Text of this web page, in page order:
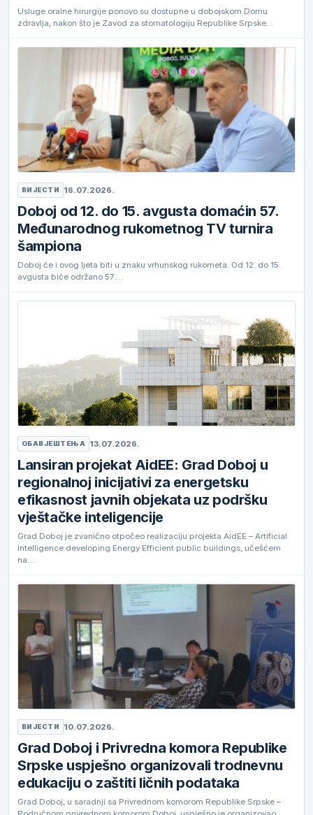
Usluge oralne hirurgije ponovo su dostupne u dobojskom Domu
zdravlja, nakon što je Zavod za stomatologiju Republike Srpske…
ВИЈЕСТИ 16.07.2026.
Doboj od 12. do 15. avgusta domaćin 57.
Međunarodnog rukometnog TV turnira
šampiona
Doboj će i ovog ljeta biti u znaku vrhunskog rukometa. Od 12. do 15.
avgusta biće održano 57.…
ОБАВЈЕШТЕЊА 13.07.2026.
Lansiran projekat AidEE: Grad Doboj u
regionalnoj inicijativi za energetsku
efikasnost javnih objekata uz podršku
vještačke inteligencije
Grad Doboj je zvanično otpočeo realizaciju projekta AidEE – Artificial
Intelligence developing Energy Efficient public buildings, učešćem
na…
ВИЈЕСТИ 10.07.2026.
Grad Doboj i Privredna komora Republike
Srpske uspješno organizovali trodnevnu
edukaciju o zaštiti ličnih podataka
Grad Doboj, u saradnji sa Privrednom komorom Republike Srpske –